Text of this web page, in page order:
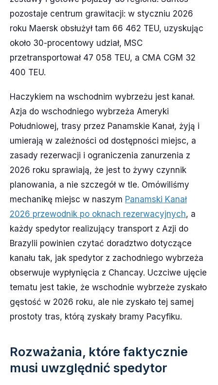
pozostaje centrum grawitacji: w styczniu 2026
roku Maersk obsłużył tam 66 462 TEU, uzyskując
około 30-procentowy udział, MSC
przetransportował 47 058 TEU, a CMA CGM 32
400 TEU.
Haczykiem na wschodnim wybrzeżu jest kanał.
Azja do wschodniego wybrzeża Ameryki
Południowej, trasy przez Panamskie Kanał, żyją i
umierają w zależności od dostępności miejsc, a
zasady rezerwacji i ograniczenia zanurzenia z
2026 roku sprawiają, że jest to żywy czynnik
planowania, a nie szczegół w tle. Omówiliśmy
mechanikę miejsc w naszym Panamski Kanał
2026 przewodnik po oknach rezerwacyjnych, a
każdy spedytor realizujący transport z Azji do
Brazylii powinien czytać doradztwo dotyczące
kanału tak, jak spedytor z zachodniego wybrzeża
obserwuje wypłynięcia z Chancay. Uczciwe ujęcie
tematu jest takie, że wschodnie wybrzeże zyskało
gęstość w 2026 roku, ale nie zyskało tej samej
prostoty tras, którą zyskały bramy Pacyfiku.
Rozważania, które faktycznie
musi uwzględnić spedytor